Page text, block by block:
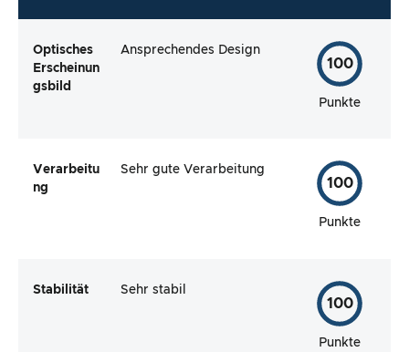
Optisches
Erscheinun
gsbild
Ansprechendes Design
100
Punkte
Verarbeitu
ng
Sehr gute Verarbeitung
100
Punkte
Stabilität Sehr stabil
100
Punkte